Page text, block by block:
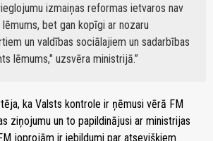
izmaiņas reformas ietvaros nav
bet gan kopīgi ar nozaru
un valdības sociālajiem un sadarbības
lēmums," uzsvēra ministrijā.
ka Valsts kontrole ir ņēmusi vērā FM
ziņojumu un to papildinājusi ar ministrijas
joprojām ir iebildumi par atsevišķiem